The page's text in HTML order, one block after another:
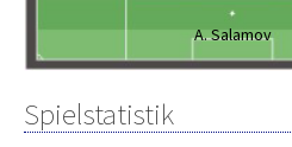
A. Salamov
Spielstatistik